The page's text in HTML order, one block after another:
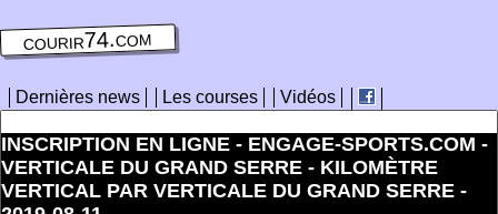
courir74.com
Dernières news Les courses Vidéos
INSCRIPTION EN LIGNE - ENGAGE-SPORTS.COM -
VERTICALE DU GRAND SERRE - KILOMÈTRE
VERTICAL PAR VERTICALE DU GRAND SERRE -